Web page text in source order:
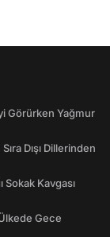
Görürken Yağmur
Dışı Dillerinden
Sokak Kavgası
Gece